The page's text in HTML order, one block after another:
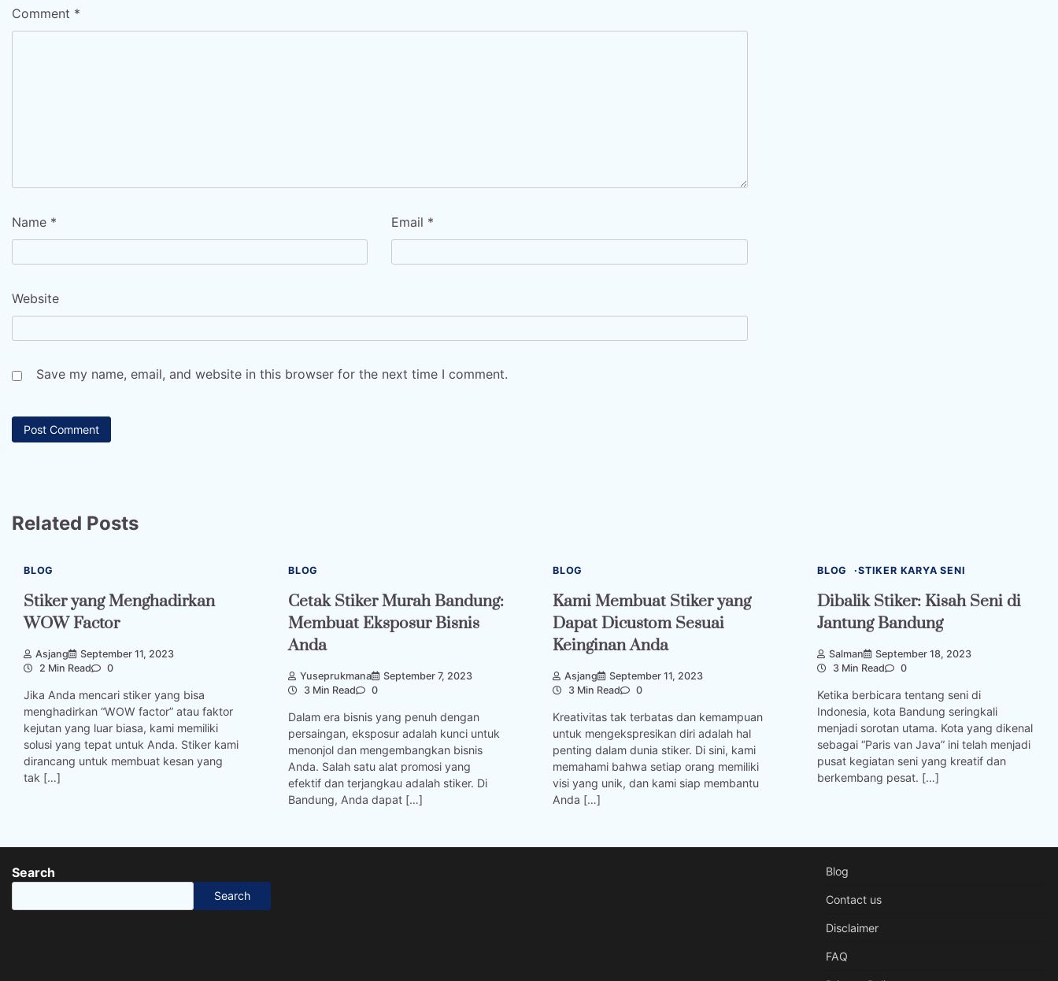
Comment *
Name * Email *
Website
Save my name, email, and website in this browser for the next time I comment.
Related Posts
BLOG
Stiker yang Menghadirkan
WOW Factor
Asjang
September 11, 2023
2 Min Read
0
Jika Anda mencari stiker yang bisa
menghadirkan “WOW factor” atau faktor
kejutan yang luar biasa, kami memiliki
solusi yang tepat untuk Anda. Stiker kami
dirancang untuk membuat kesan yang
tak […]
BLOG
Cetak Stiker Murah Bandung:
Membuat Eksposur Bisnis
Anda
Yuseprukmana
September 7, 2023
3 Min Read
0
Dalam era bisnis yang penuh dengan
persaingan, eksposur adalah kunci untuk
menonjol dan mengembangkan bisnis
Anda. Salah satu alat promosi yang
efektif dan terjangkau adalah stiker. Di
Bandung, Anda dapat […]
BLOG
Kami Membuat Stiker yang
Dapat Dicustom Sesuai
Keinginan Anda
Asjang
September 11, 2023
3 Min Read
0
Kreativitas tak terbatas dan kemampuan
untuk mengekspresikan diri adalah hal
penting dalam dunia stiker. Di sini, kami
memahami bahwa setiap orang memiliki
visi yang unik, dan kami siap membantu
Anda […]
BLOG STIKER KARYA SENI
Dibalik Stiker: Kisah Seni di
Jantung Bandung
Salman
September 18, 2023
3 Min Read
0
Ketika berbicara tentang seni di
Indonesia, kota Bandung seringkali
menjadi sorotan utama. Kota yang dikenal
sebagai “Paris van Java” ini telah menjadi
pusat kegiatan seni yang kreatif dan
berkembang pesat. […]
Search
Search
Blog
Contact us
Disclaimer
FAQ